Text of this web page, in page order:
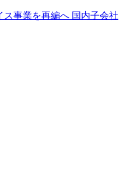
事業を再編へ 国内子会社